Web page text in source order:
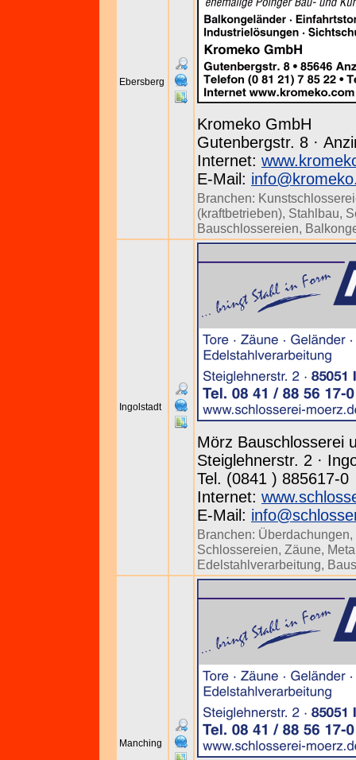
Ebersberg
Kromeko GmbH
Gutenbergstr. 8 ·
Internet:
E-Mail:
Branchen:
(kraftbetrieben), Stahlbau,
Bauschlossereien,
Ingolstadt
Mörz Bauschlosserei
Steiglehnerstr. 2 ·
Tel. (0841 ) 885617-0
Internet:
E-Mail:
Branchen: Überdachungen,
Schlossereien, Zäune,
Edelstahlverarbeitung,
Manching